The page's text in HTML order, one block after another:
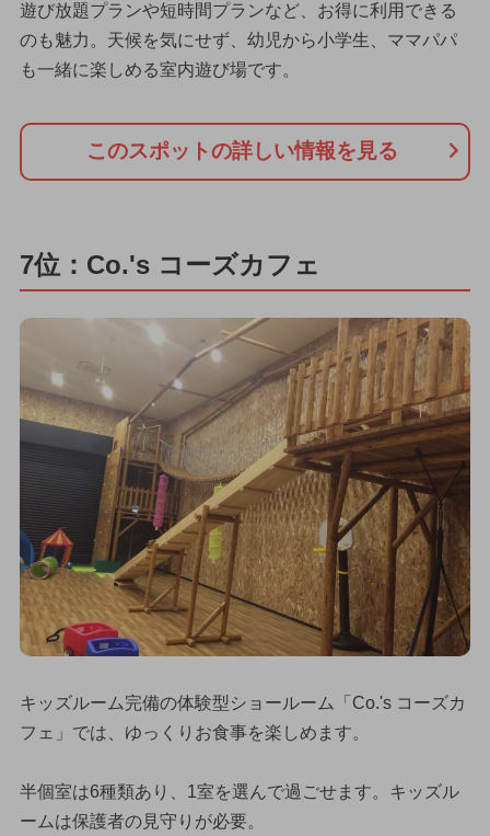
遊び放題プランや短時間プランなど、お得に利用できる
のも魅力。天候を気にせず、幼児から小学生、ママパパ
も一緒に楽しめる室内遊び場です。
このスポットの詳しい情報を見る
7位：Co.'s コーズカフェ
キッズルーム完備の体験型ショールーム「Co.'s コーズカ
フェ」では、ゆっくりお食事を楽しめます。
半個室は6種類あり、1室を選んで過ごせます。キッズル
ームは保護者の見守りが必要。